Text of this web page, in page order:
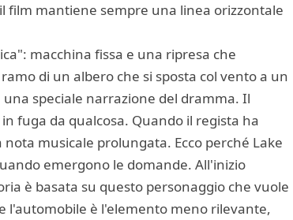
film mantiene sempre una linea orizzontale
macchina fissa e una ripresa che
di un albero che si sposta col vento a un
speciale narrazione del dramma. Il
fuga da qualcosa. Quando il regista ha
musicale prolungata. Ecco perché Lake
emergono le domande. All'inizio
è basata su questo personaggio che vuole
l'automobile è l'elemento meno rilevante,